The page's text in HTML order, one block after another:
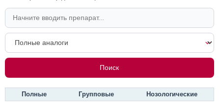
Полные Групповые Нозологические